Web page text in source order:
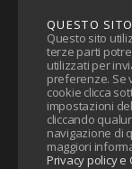
QUESTO
Questo sito
terze parti
utilizzati per
preferenze. Se
cookie clicca
impostazioni
cliccando
navigazione di
maggiori
Privacy policy e